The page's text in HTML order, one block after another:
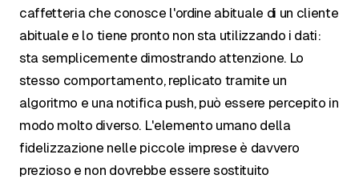
caffetteria che conosce l'ordine abituale di un cliente
abituale e lo tiene pronto non sta utilizzando i dati:
sta semplicemente dimostrando attenzione. Lo
stesso comportamento, replicato tramite un
algoritmo e una notifica push, può essere percepito in
modo molto diverso. L'elemento umano della
fidelizzazione nelle piccole imprese è davvero
prezioso e non dovrebbe essere sostituito